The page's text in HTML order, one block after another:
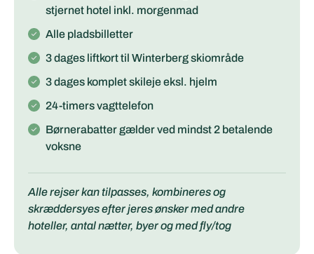
stjernet hotel inkl. morgenmad
Alle pladsbilletter
3 dages liftkort til Winterberg skiområde
3 dages komplet skileje eksl. hjelm
24-timers vagttelefon
Børnerabatter gælder ved mindst 2 betalende
voksne
Alle rejser kan tilpasses, kombineres og
skræddersyes efter jeres ønsker med andre
hoteller, antal nætter, byer og med fly/tog